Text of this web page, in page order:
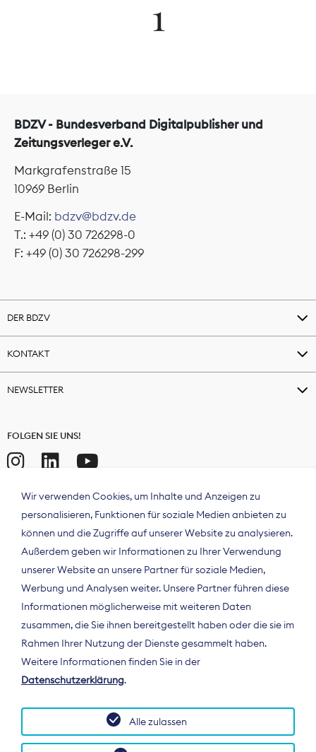
1
BDZV - Bundesverband Digitalpublisher und
Zeitungsverleger e.V.
Markgrafenstraße 15
10969 Berlin
E-Mail: bdzv@bdzv.de
T.: +49 (0) 30 726298-0
F: +49 (0) 30 726298-299
DER BDZV
KONTAKT
NEWSLETTER
FOLGEN SIE UNS!
Der Bundesverband Digitalpublisher und
Zeitungsverleger (BDZV) vertritt als
Spitzenorganisation die Interessen der
Deutschland und auf EU-Ebene.
Wir verwenden Cookies, um Inhalte und Anzeigen zu
personalisieren, Funktionen für soziale Medien anbieten zu
können und die Zugriffe auf unserer Website zu analysieren.
Außerdem geben wir Informationen zu Ihrer Verwendung
unserer Website an unsere Partner für soziale Medien,
Werbung und Analysen weiter. Unsere Partner führen diese
Informationen möglicherweise mit weiteren Daten
zusammen, die Sie ihnen bereitgestellt haben oder die sie im
Rahmen Ihrer Nutzung der Dienste gesammelt haben.
Weitere Informationen finden Sie in der
Datenschutzerklärung.
Alle zulassen